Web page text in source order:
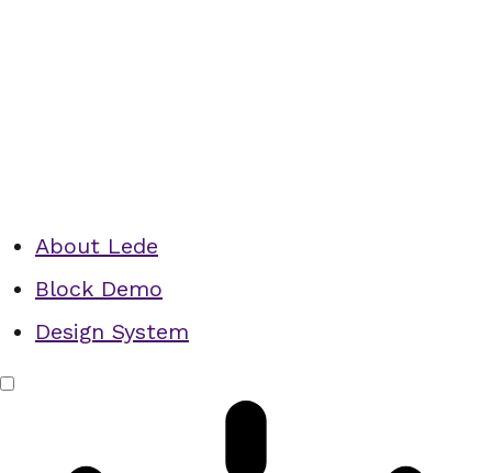
About Lede
Block Demo
Design System